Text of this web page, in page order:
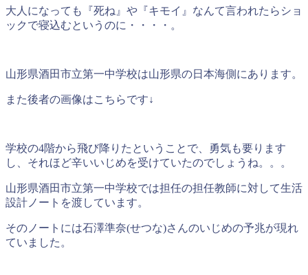
大人になっても『死ね』や『キモイ』なんて言われたらショ
ックで寝込むというのに・・・・。
山形県酒田市立第一中学校は山形県の日本海側にあります。
また後者の画像はこちらです↓
学校の4階から飛び降りたということで、勇気も要ります
し、それほど辛いいじめを受けていたのでしょうね。。。
山形県酒田市立第一中学校では担任の担任教師に対して生活
設計ノートを渡しています。
そのノートには石澤準奈(せつな)さんのいじめの予兆が現れ
ていました。